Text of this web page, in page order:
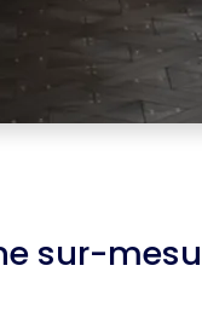
sur-